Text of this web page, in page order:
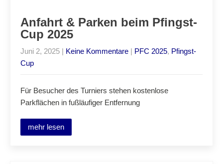
Anfahrt & Parken beim Pfingst-
Cup 2025
Juni 2, 2025 | Keine Kommentare | PFC 2025, Pfingst-
Cup
Für Besucher des Turniers stehen kostenlose
Parkflächen in fußläufiger Entfernung
mehr lesen